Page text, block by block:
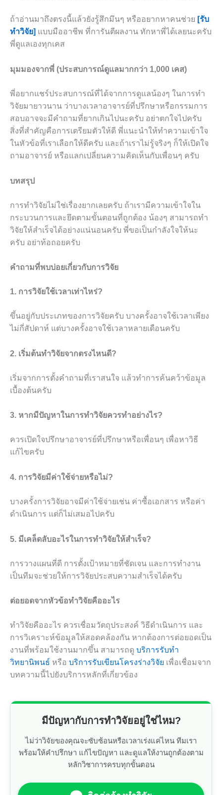
ถ้าอ่านมาถึงตรงนี้แล้วยังรู้สึกมึนๆ หรืออยากหาคนช่วย [รับ
ทำวิจัย] แบบมืออาชีพ ที่การันตีผลงาน ทักหาพี่ได้เลยนะครับ
พี่ดูแลเองทุกเคส
มุมมองจากพี่ (ประสบการณ์ดูแลมากกว่า 1,000 เคส)
พี่อยากแชร์ประสบการณ์ที่ได้จากการดูแลน้องๆ ในการทำ
วิจัยมายาวนาน ว่าบางเวลาอาจารย์ที่ปรึกษาหรือกรรมการ
สอบอาจจะมีคำถามที่ยากเกินไปนะครับ อย่าตกใจไปครับ
สิ่งที่สำคัญคือการเตรียมตัวให้ดี พี่แนะนำให้ทำความเข้าใจ
ในหัวข้อที่เราเลือกให้ดีครับ และถ้าเราไม่รู้จริงๆ ก็ให้เปิดใจ
ถามอาจารย์ หรือแลกเปลี่ยนความคิดเห็นกับเพื่อนๆ ครับ
บทสรุป
การทำวิจัยไม่ใช่เรื่องยากเลยครับ ถ้าเรามีความเข้าใจใน
กระบวนการและยึดตามขั้นตอนที่ถูกต้อง น้องๆ สามารถทำ
วิจัยให้สำเร็จได้อย่างแน่นอนครับ พี่ขอเป็นกำลังใจให้นะ
ครับ อย่าท้อถอยครับ
คำถามที่พบบ่อยเกี่ยวกับการวิจัย
1. การวิจัยใช้เวลาเท่าไหร่?
ขึ้นอยู่กับประเภทของการวิจัยครับ บางครั้งอาจใช้เวลาเพียง
ไม่กี่สัปดาห์ แต่บางครั้งอาจใช้เวลาหลายเดือนครับ
2. เริ่มต้นทำวิจัยจากตรงไหนดี?
เริ่มจากการตั้งคำถามที่เราสนใจ แล้วทำการค้นคว้าข้อมูล
เบื้องต้นครับ
3. หากมีปัญหาในการทำวิจัยควรทำอย่างไร?
ควรเปิดใจปรึกษาอาจารย์ที่ปรึกษาหรือเพื่อนๆ เพื่อหาวิธี
แก้ไขครับ
4. การวิจัยมีค่าใช้จ่ายหรือไม่?
บางครั้งการวิจัยอาจมีค่าใช้จ่ายเช่น ค่าซื้อเอกสาร หรือค่า
ดำเนินการ แต่ก็ไม่เสมอไปครับ
5. มีเคล็ดลับอะไรในการทำวิจัยให้สำเร็จ?
การวางแผนที่ดี การตั้งเป้าหมายที่ชัดเจน และการทำงาน
เป็นทีมจะช่วยให้การวิจัยประสบความสำเร็จได้ครับ
ต่อยอดจากหัวข้อทำวิจัยคืออะไร
ทำวิจัยคืออะไร ควรเชื่อมวัตถุประสงค์ วิธีดำเนินการ และ
การวิเคราะห์ข้อมูลให้สอดคล้องกัน หากต้องการต่อยอดเป็น
งานที่พร้อมใช้งานมากขึ้น สามารถดู บริการรับทำ
วิทยานิพนธ์ หรือ บริการรับเขียนโครงร่างวิจัย เพื่อเชื่อมจาก
บทความนี้ไปยังบริการหลักที่เกี่ยวข้อง
มีปัญหากับการทำวิจัยอยู่ใช่ไหม?
ไม่ว่าวิจัยของคุณจะซับซ้อนหรือเวลาเร่งแค่ไหน ทีมเรา
พร้อมให้คำปรึกษา แก้ไขปัญหา และดูแลให้งานถูกต้องตาม
หลักวิชาการครบทุกขั้นตอน